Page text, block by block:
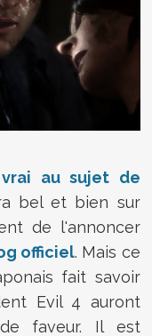
au sujet de
bel et bien sur
de l'annoncer
officiel. Mais ce
fait savoir
Evil 4 auront
faveur. Il est